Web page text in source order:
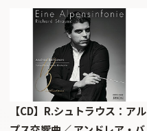
【CD】R.シュトラウス：アル